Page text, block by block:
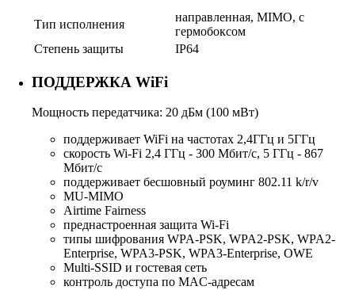
Тип исполнения
направленная, MIMO, с
гермобоксом
Степень защиты
IP64
ПОДДЕРЖКА WiFi
Мощность передатчика: 20 дБм (100 мВт)
поддерживает WiFi на частотах 2,4ГГц и 5ГГц
скорость Wi-Fi 2,4 ГГц - 300 Мбит/с, 5 ГГц - 867
Мбит/с
поддерживает бесшовный роуминг 802.11 k/r/v
MU-MIMO
Airtime Fairness
преднастроенная защита Wi-Fi
типы шифрования WPA-PSK, WPA2-PSK, WPA2-
Enterprise, WPA3-PSK, WPA3-Enterprise, OWE
Multi-SSID и гостевая сеть
контроль доступа по MAC-адресам